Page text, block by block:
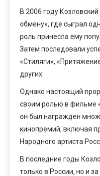
В 2006 году
обмену», где сыграл
роль принесла ему
Затем последовали
«Стиляги»,
других.
Однако настоящий
своим ролью в фильме
он был награжден
кинопремий, включая
Народного артиста
В последние годы
только в России, но и